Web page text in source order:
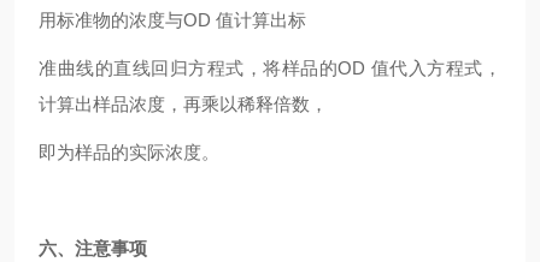
用标准物的浓度与OD 值计算出标
准曲线的直线回归方程式，将样品的OD 值代入方程式，
计算出样品浓度，再乘以稀释倍数，
即为样品的实际浓度。
六、注意事项